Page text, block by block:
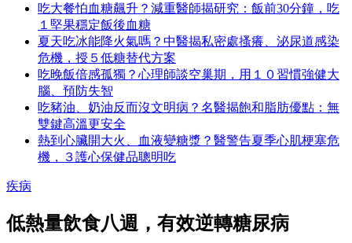
吃大餐怕血糖飆升？減重醫師揭研究：飯前30分鐘，吃
１堅果穩定飯後血糖
夏天吃冰能降火氣嗎？中醫揭私密處搔癢、泌尿道感染
危機，授５低糖替代方案
吃晚飯倍感孤獨？心理師談空巢期，用１０習慣強健大
腦、預防失智
吃豬油、奶油反而沒文明病？名醫揭飽和脂肪優點：無
雙鍵高溫更安全
熱到心臟開大火、血液變糖漿？醫警告夏季心肌梗塞危
機，３護心保健品聰明吃
疾病
低熱量飲食八週，有效逆轉糖尿病